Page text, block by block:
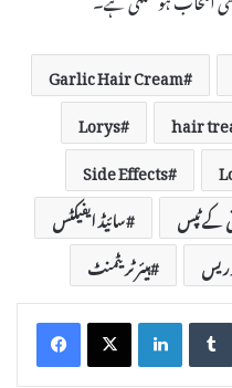
Garlic Hair Cream
hair
Lorys
Side Effects
کے ٹپس
سائیڈ ایفیکٹس
ہیئر ٹریٹمنٹ